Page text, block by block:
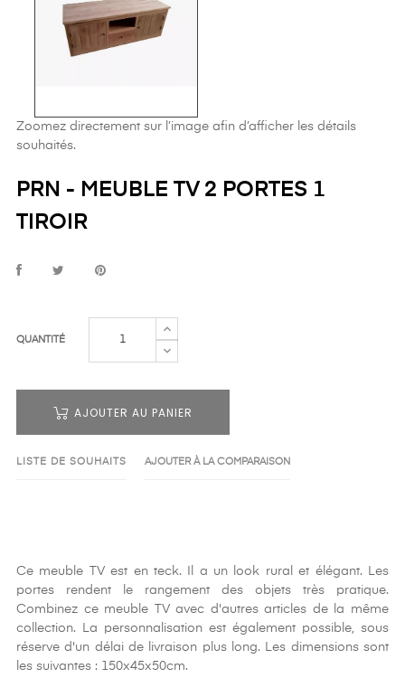
Zoomez directement sur l’image afin d’afficher les détails
souhaités.
PRN - MEUBLE TV 2 PORTES 1
TIROIR
QUANTITÉ
AJOUTER AU PANIER
LISTE DE SOUHAITS AJOUTER À LA COMPARAISON
Ce meuble TV est en teck. Il a un look rural et élégant. Les
portes rendent le rangement des objets très pratique.
Combinez ce meuble TV avec d'autres articles de la même
collection. La personnalisation est également possible, sous
réserve d'un délai de livraison plus long. Les dimensions sont
les suivantes : 150x45x50cm.